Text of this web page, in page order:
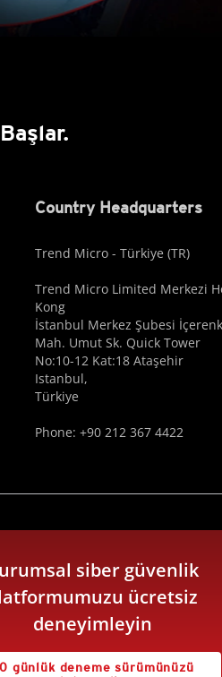
Country Headquarters
Trend Micro - Türkiye (TR)
Trend Micro Limited Merkezi
Kong
İstanbul Merkez Şubesi
Mah. Umut Sk. Quick Tower
No:10-12 Kat:18 Ataşehir
Istanbul,
Türkiye
Phone: +90 212 367 4422
siber güvenlik
ücretsiz
deneyimleyin
günlük deneme sürümünüzü